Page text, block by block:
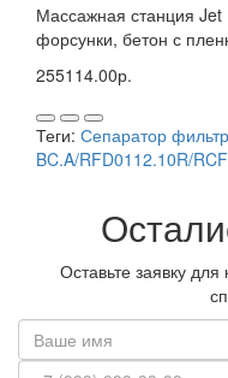
Массажная станция
форсунки, бетон с
255114.00р.
Теги: Сепаратор
BC.A/RFD0112.10R/
Оставьте заявку